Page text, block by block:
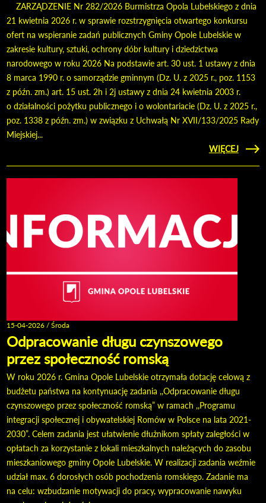
ZARZĄDZENIE Nr 282/2026 Burmistrza Opola Lubelskiego z dnia
21 kwietnia 2026 r. w sprawie rozstrzygnięcia otwartego konkursu
ofert na wspieranie zadań publicznych Gminy Opole Lubelskie w
zakresie kultury, sztuki, ochrony dóbr kultury i dziedzictwa
narodowego w roku 2026 Na podstawie art. 30 ust. 1 ustawy z dnia
8 marca 1990 r. o samorządzie gminnym (Dz. U. z 2025 r., poz. 1153
z późn. zm.) art. 15 ust. 2h i 2j ustawy z dnia 24 kwietnia 2003 r.
o działalności pożytku publicznego i o wolontariacie (Dz. U. z 2025 r.,
poz. 1338 z późn. zm.) w związku z Uchwałą Nr XVII/133/2025 Rady
Miejskiej...
CZYTAJ
WIĘCEJ
15-04-2026 / Środa
Odpracowanie długu czynszowego
przez społeczność romską
W roku 2026 r. Gmina Opole Lubelskie otrzymała dotację celową z
budżetu państwa na kontynuację zadania ,,Odpracowanie długu
czynszowego przez społeczność romską” w ramach ,,Programu
integracji społecznej i obywatelskiej Romów w Polsce na lata 2021-
2030”. Celem zadania jest ułatwienie dłużnikom spłaty zaległości w
opłatach za korzystanie z lokali mieszkalnych należących do zasobu
mieszkaniowego gminy Opole Lubelskie. W realizacji zadania weźmie
udział max. 6 dorosłych osób pochodzenia romskiego. Zadanie ma
na celu: wzbudzanie motywacji do pracy, wypracowanie nawyku